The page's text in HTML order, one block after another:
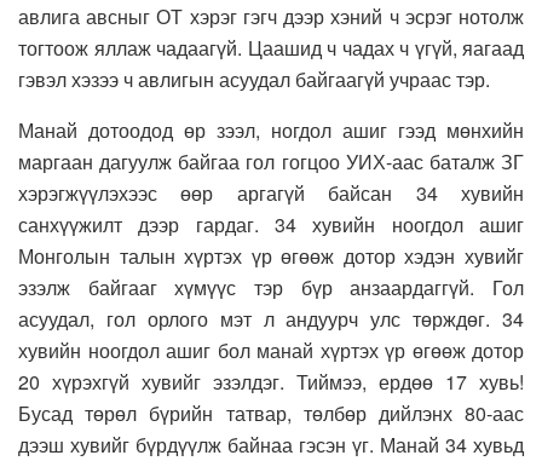
авлига авсныг ОТ хэрэг гэгч дээр хэний ч эсрэг нотолж
тогтоож яллаж чадаагүй. Цаашид ч чадах ч үгүй, яагаад
гэвэл хэзээ ч авлигын асуудал байгаагүй учраас тэр.
Манай дотоодод өр зээл, ногдол ашиг гээд мөнхийн
маргаан дагуулж байгаа гол гогцоо УИХ-аас баталж ЗГ
хэрэгжүүлэхээс өөр аргагүй байсан 34 хувийн
санхүүжилт дээр гардаг. 34 хувийн ноогдол ашиг
Монголын талын хүртэх үр өгөөж дотор хэдэн хувийг
эзэлж байгааг хүмүүс тэр бүр анзаардаггүй. Гол
асуудал, гол орлого мэт л андуурч улс төрждөг. 34
хувийн ноогдол ашиг бол манай хүртэх үр өгөөж дотор
20 хүрэхгүй хувийг эзэлдэг. Тиймээ, ердөө 17 хувь!
Бусад төрөл бүрийн татвар, төлбөр дийлэнх 80-аас
дээш хувийг бүрдүүлж байнаа гэсэн үг. Манай 34 хувьд